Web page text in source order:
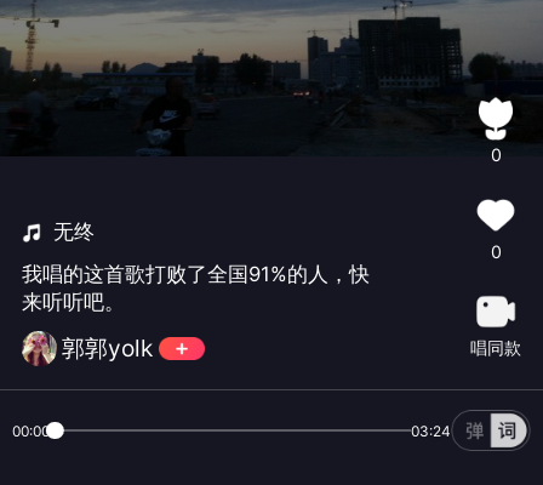
无终
我唱的这首歌打败了全国91%的人，快
来听听吧。
郭郭yolk
0
0
唱同款
00:00 03:24